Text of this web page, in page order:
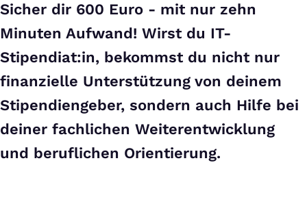
Sicher dir 600 Euro - mit nur zehn
Minuten Aufwand! Wirst du IT-
Stipendiat:in, bekommst du nicht nur
finanzielle Unterstützung von deinem
Stipendiengeber, sondern auch Hilfe bei
deiner fachlichen Weiterentwicklung
und beruflichen Orientierung.